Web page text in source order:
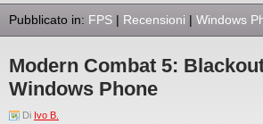
Pubblicato in: FPS | Recensioni | Windows
Modern Combat 5:
Windows Phone
Di Ivo B.